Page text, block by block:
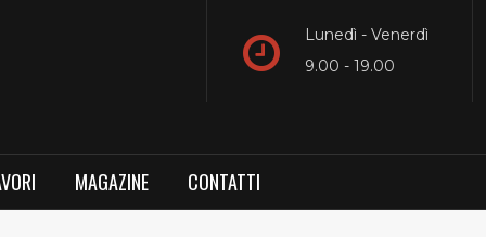
Lunedì - Venerdì
9.00 - 19.00
MAGAZINE CONTATTI